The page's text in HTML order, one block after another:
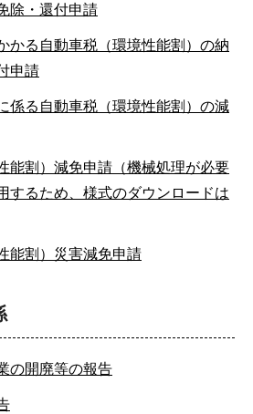
除・還付申請
かる自動車税（環境性能割）の納
申請
係る自動車税（環境性能割）の減
能割）減免申請（機械処理が必要
するため、様式のダウンロードは
能割）災害減免申請
の開廃等の報告